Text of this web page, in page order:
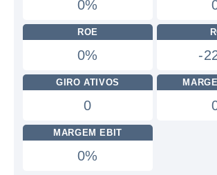
0%
ROE
0% -
GIRO ATIVOS
0
MARGEM EBIT
0%